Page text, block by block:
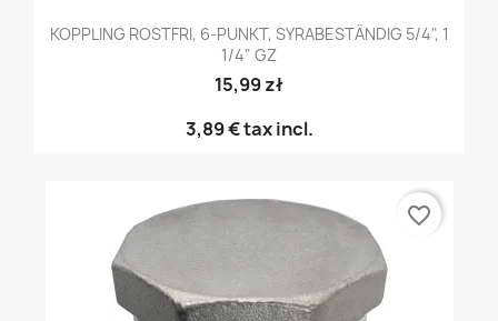
KOPPLING ROSTFRI, 6-PUNKT, SYRABESTÄNDIG 5/4", 1
1/4" GZ
15,99 zł
3,89 €tax incl.
favorite_border